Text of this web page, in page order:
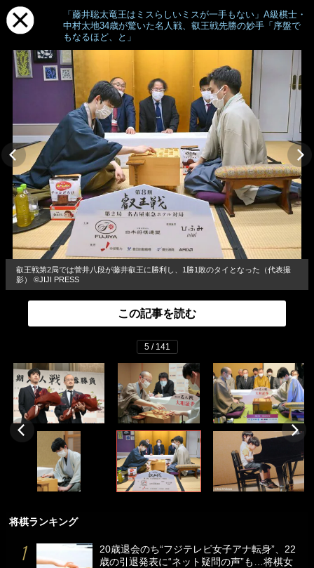
「藤井聡太竜王はミスらしいミスが一手もない」A級棋士・
中村太地34歳が驚いた名人戦、叡王戦先勝の妙手「序盤で
もなるほど、と」
叡王戦第2局では菅井八段が藤井叡王に勝利し、1勝1敗のタイとなった（代表撮
影） ©JIJI PRESS
この記事を読む
5 / 141
将棋ランキング
20歳退会のち“フジテレビ女子アナ転身”、22
歳の引退発表に“ネット疑問の声”も…将棋女